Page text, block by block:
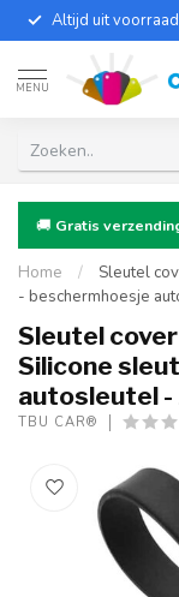
Altijd uit
MENU
🚚 Gratis
Home /
Sleutel
- beschermhoesje
Sleutel
Silicone
autosleutel
TBU CAR®